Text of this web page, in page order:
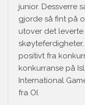
junior. Dessverre
gjorde så fint på
utover det
positivt fra
konkurranse på
International
fra OI.